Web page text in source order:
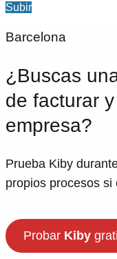
Subir
Barcelona
¿Buscas
de facturar
empresa?
Prueba Kiby
propios procesos si
Probar Kiby